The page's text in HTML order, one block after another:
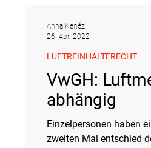
VwGH:
abhängig
Einzelpersonen haben
zweiten Mal entschied
LUFTREINHALTERECHT
Anna Kenéz
26. Apr. 2022